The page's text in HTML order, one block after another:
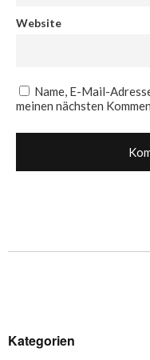
Website
Name, E-Mail-
meinen nächsten
Kategorien